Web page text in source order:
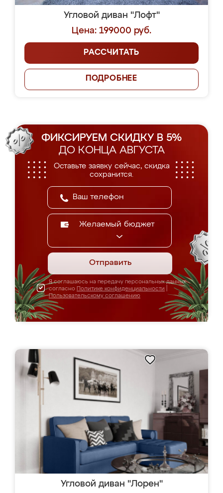
Угловой диван "Лофт"
Цена: 199000 руб.
РАССЧИТАТЬ
ПОДРОБНЕЕ
ФИКСИРУЕМ СКИДКУ В 5%
ДО КОНЦА АВГУСТА
Оставьте заявку сейчас, скидка
сохранится.
Желаемый бюджет
Отправить
Я соглашаюсь на передачу персональных данных
согласно Политике конфиденциальности
Пользовательскому соглашению
Угловой диван "Лорен"